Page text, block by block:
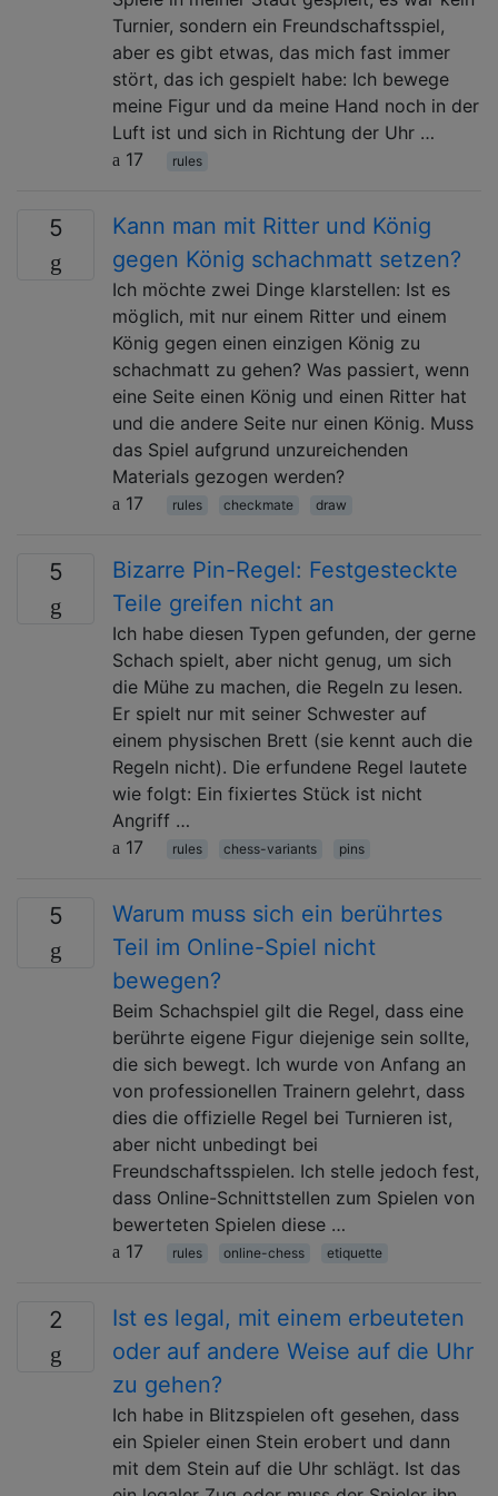
Turnier, sondern ein Freundschaftsspiel,
aber es gibt etwas, das mich fast immer
stört, das ich gespielt habe: Ich bewege
meine Figur und da meine Hand noch in der
Luft ist und sich in Richtung der Uhr …
17
rules
5
Kann man mit Ritter und König
gegen König schachmatt setzen?
Ich möchte zwei Dinge klarstellen: Ist es
möglich, mit nur einem Ritter und einem
König gegen einen einzigen König zu
schachmatt zu gehen? Was passiert, wenn
eine Seite einen König und einen Ritter hat
und die andere Seite nur einen König. Muss
das Spiel aufgrund unzureichenden
Materials gezogen werden?
17
rules checkmate draw
5
Bizarre Pin-Regel: Festgesteckte
Teile greifen nicht an
Ich habe diesen Typen gefunden, der gerne
Schach spielt, aber nicht genug, um sich
die Mühe zu machen, die Regeln zu lesen.
Er spielt nur mit seiner Schwester auf
einem physischen Brett (sie kennt auch die
Regeln nicht). Die erfundene Regel lautete
wie folgt: Ein fixiertes Stück ist nicht
Angriff …
17
rules chess-variants pins
5
Warum muss sich ein berührtes
Teil im Online-Spiel nicht
bewegen?
Beim Schachspiel gilt die Regel, dass eine
berührte eigene Figur diejenige sein sollte,
die sich bewegt. Ich wurde von Anfang an
von professionellen Trainern gelehrt, dass
dies die offizielle Regel bei Turnieren ist,
aber nicht unbedingt bei
Freundschaftsspielen. Ich stelle jedoch fest,
dass Online-Schnittstellen zum Spielen von
bewerteten Spielen diese …
17
rules online-chess etiquette
2
Ist es legal, mit einem erbeuteten
oder auf andere Weise auf die Uhr
zu gehen?
Ich habe in Blitzspielen oft gesehen, dass
ein Spieler einen Stein erobert und dann
mit dem Stein auf die Uhr schlägt. Ist das